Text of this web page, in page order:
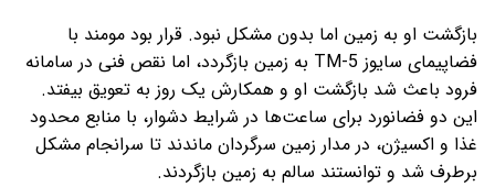
بازگشت او به زمین اما بدون مشکل نبود. قرار بود مومند با
فضاپیمای سایوز TM-5 به زمین بازگردد، اما نقص فنی در سامانه
فرود باعث شد بازگشت او و همکارش یک روز به تعویق بیفتد.
این دو فضانورد برای ساعت‌ها در شرایط دشوار، با منابع محدود
غذا و اکسیژن، در مدار زمین سرگردان ماندند تا سرانجام مشکل
برطرف شد و توانستند سالم به زمین بازگردند.